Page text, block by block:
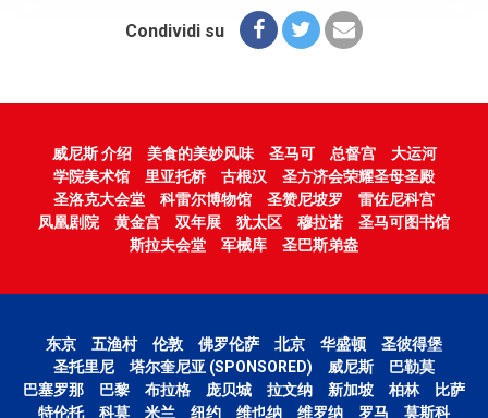
Condividi su
威尼斯 介绍 美食的美妙风味 圣马可 总督宫
大运河
学院美术馆
里亚托桥 古根汉
圣方济会荣耀圣母圣殿
圣洛克大会堂
科雷尔博物馆 圣赞尼坡罗
雷佐尼科宫
凤凰剧院
黄金宫 双年展 犹太区 穆拉诺
圣马可图书馆
斯拉夫会堂
军械库 圣巴斯弟盎
东京 五渔村 伦敦 佛罗伦萨 北京 华盛顿
圣彼得堡
圣托里尼
塔尔奎尼亚 (SPONSORED) 威尼斯
巴勒莫
巴塞罗那
巴黎 布拉格 庞贝城 拉文纳 新加坡 柏林
比萨
特伦托
科莫 米兰 纽约 维也纳 维罗纳 罗马 莫斯科